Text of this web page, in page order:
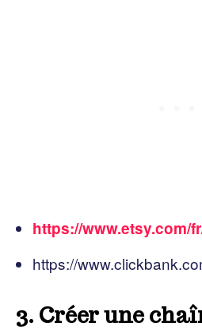
https://www.etsy.com/
https://
3. Créer une